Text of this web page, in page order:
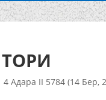
4 Адара II 5784 (14 Бер,